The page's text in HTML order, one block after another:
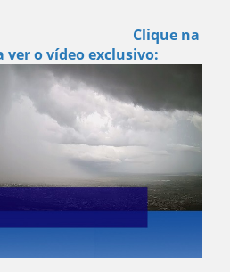
Clique na
o vídeo exclusivo: